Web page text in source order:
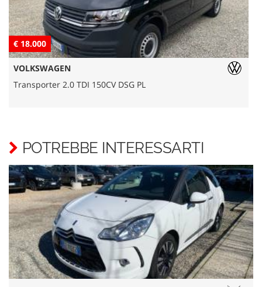
€ 18.000
VOLKSWAGEN
Transporter 2.0 TDI 150CV DSG PL
POTREBBE INTERESSARTI